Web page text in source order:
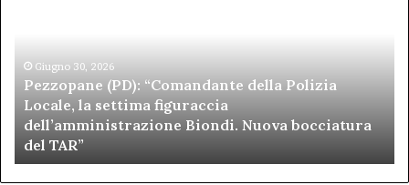
Locale,
settima
figuraccia
dell’amministrazione
Biondi.
Giugno 30, 2026
Pezzopane (PD): “Comandante della Polizia
Locale, la settima figuraccia
dell’amministrazione Biondi. Nuova bocciatura
del TAR”